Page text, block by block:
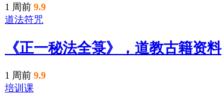
1 周前 9.9
道法符咒
《正一秘法全箓》，道教古籍资料
1 周前 9.9
培训课